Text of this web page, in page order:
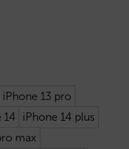
iPhone 13 pro
14
iPhone 14 plus
max